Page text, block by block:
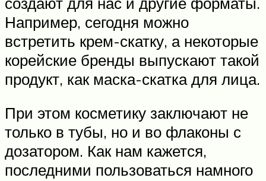
Например, сегодня можно
встретить крем-скатку, а некоторые
корейские бренды выпускают такой
продукт, как маска-скатка для лица.
При этом косметику заключают не
только в тубы, но и во флаконы с
дозатором. Как нам кажется,
последними пользоваться намного